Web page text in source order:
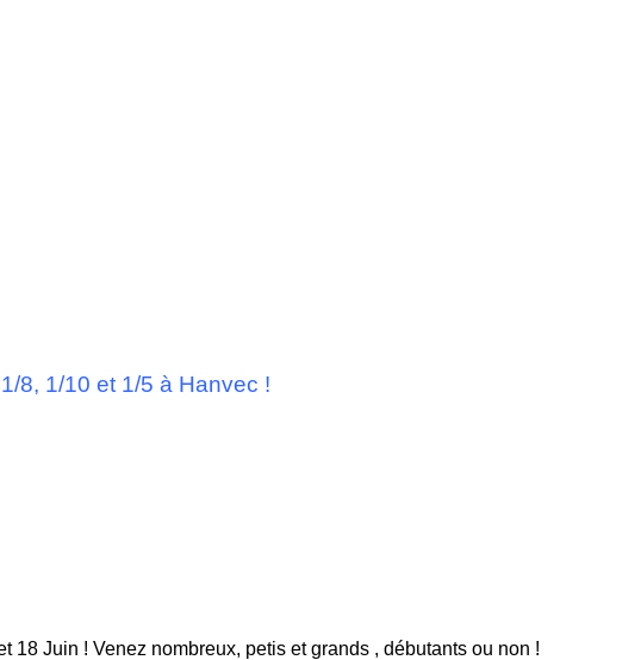
8, 1/10 et 1/5 à Hanvec !
Juin ! Venez nombreux, petis et grands , débutants ou non !